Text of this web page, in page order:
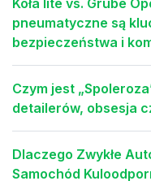
pneumatyczne są
bezpieczeństwa i
Czym jest
detailerów, obsesja
Dlaczego Zwykłe
Samochód